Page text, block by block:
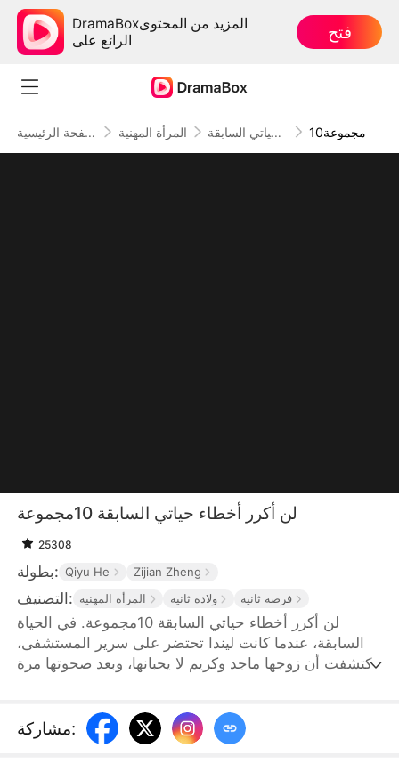
DramaBoxالمزيد من المحتوى
الرائع على
فتح
الصفحة الرئيسية المرأة المهنية لن أكرر أخطاء حياتي السابقة 10مجموعة
لن أكرر أخطاء حياتي السابقة 10مجموعة
25308
بطولة: Qiyu He Zijian Zheng
التصنيف: المرأة المهنية ولادة ثانية فرصة ثانية
لن أكرر أخطاء حياتي السابقة 10مجموعة. في الحياة
السابقة، عندما كانت ليندا تحتضر على سرير المستشفى،
اكتشفت أن زوجها ماجد وكريم لا يحبانها، وبعد صحوتها مرة
وعشيقته سوسن ليكونا معا، وكرست حياتها لمسيرتها
المهنية التي تخلت عنها بحياتها السابقة
مشاركة: